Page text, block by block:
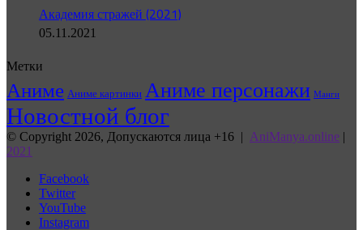
Академия стражей (2021)
05.11.2021
Метки
Аниме Аниме картинки Аниме персонажи Манги
Новостной блог
© Copyright 2026, Допускаются лица +16 | AniManya.online |
2021
Facebook
Twitter
YouTube
Instagram